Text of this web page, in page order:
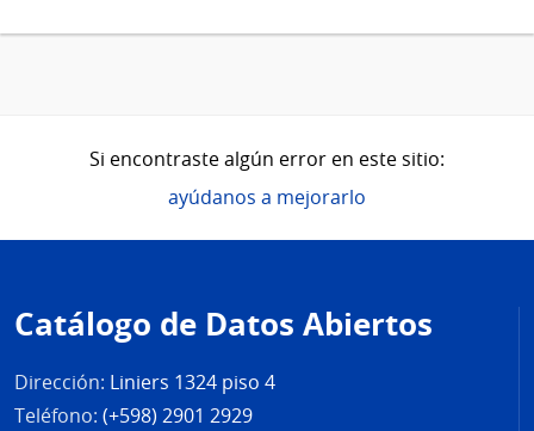
Si encontraste algún error en este sitio:
ayúdanos a mejorarlo
de
página
Catálogo de Datos Abiertos
Dirección: Liniers 1324 piso 4
Teléfono: (+598) 2901 2929